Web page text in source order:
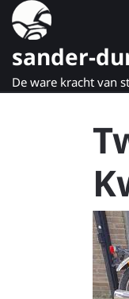
Naar
de
gaansander-
De ware kracht van